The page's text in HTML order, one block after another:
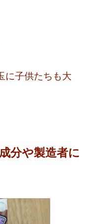
に子供たちも大
分や製造者に